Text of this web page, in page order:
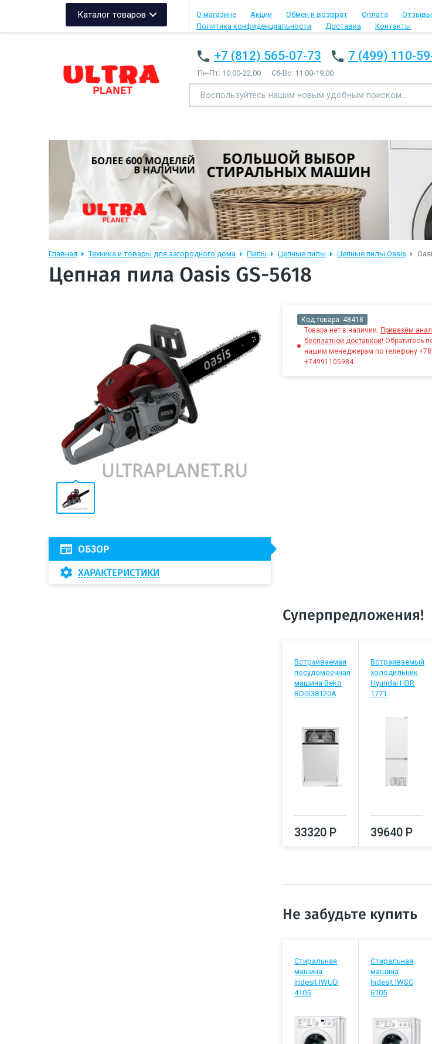
Каталог товаров О магазине Акции Обмен и возврат Оплата Отзывы
Политика конфиденциальности
Доставка Контакты
+7 (812) 565-07-73 7 (499) 110-
Пн-Пт: 10:00-22:00 Сб-Вс: 11:00-19:00
Главная Техника и товары для загородного дома Пилы Цепные пилы Цепные пилы Oasis
Цепная пила Oasis GS-5618
ОБЗОР
ХАРАКТЕРИСТИКИ
Код товара: 48418
Товара нет в наличии.Привезём
бесплатной доставкой! Обратитесь
нашим менеджерам по телефону
+74991105984.
Суперпредложения!
Встраиваемая
посудомоечная
машина Beko
BDIS38120A
33320 Р
Встраиваемый
холодильник
Hyundai HBR
1771
39640 Р
Не забудьте купить
Стиральная
машина
Indesit IWUD
4105
Стиральная
машина
Indesit IWSC
6105